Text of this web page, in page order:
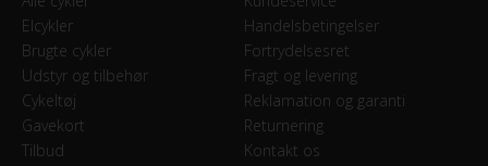
Forbremse
Hydraulisk skivebremse
GEAR
Bagskifter
Elcykler
Brugte cykler
Udstyr og tilbehør
Cykeltøj
Gavekort
Tilbud
Handelsbetingelser
Fortrydelsesret
Fragt og levering
Reklamation og garanti
Returnering
Kontakt os